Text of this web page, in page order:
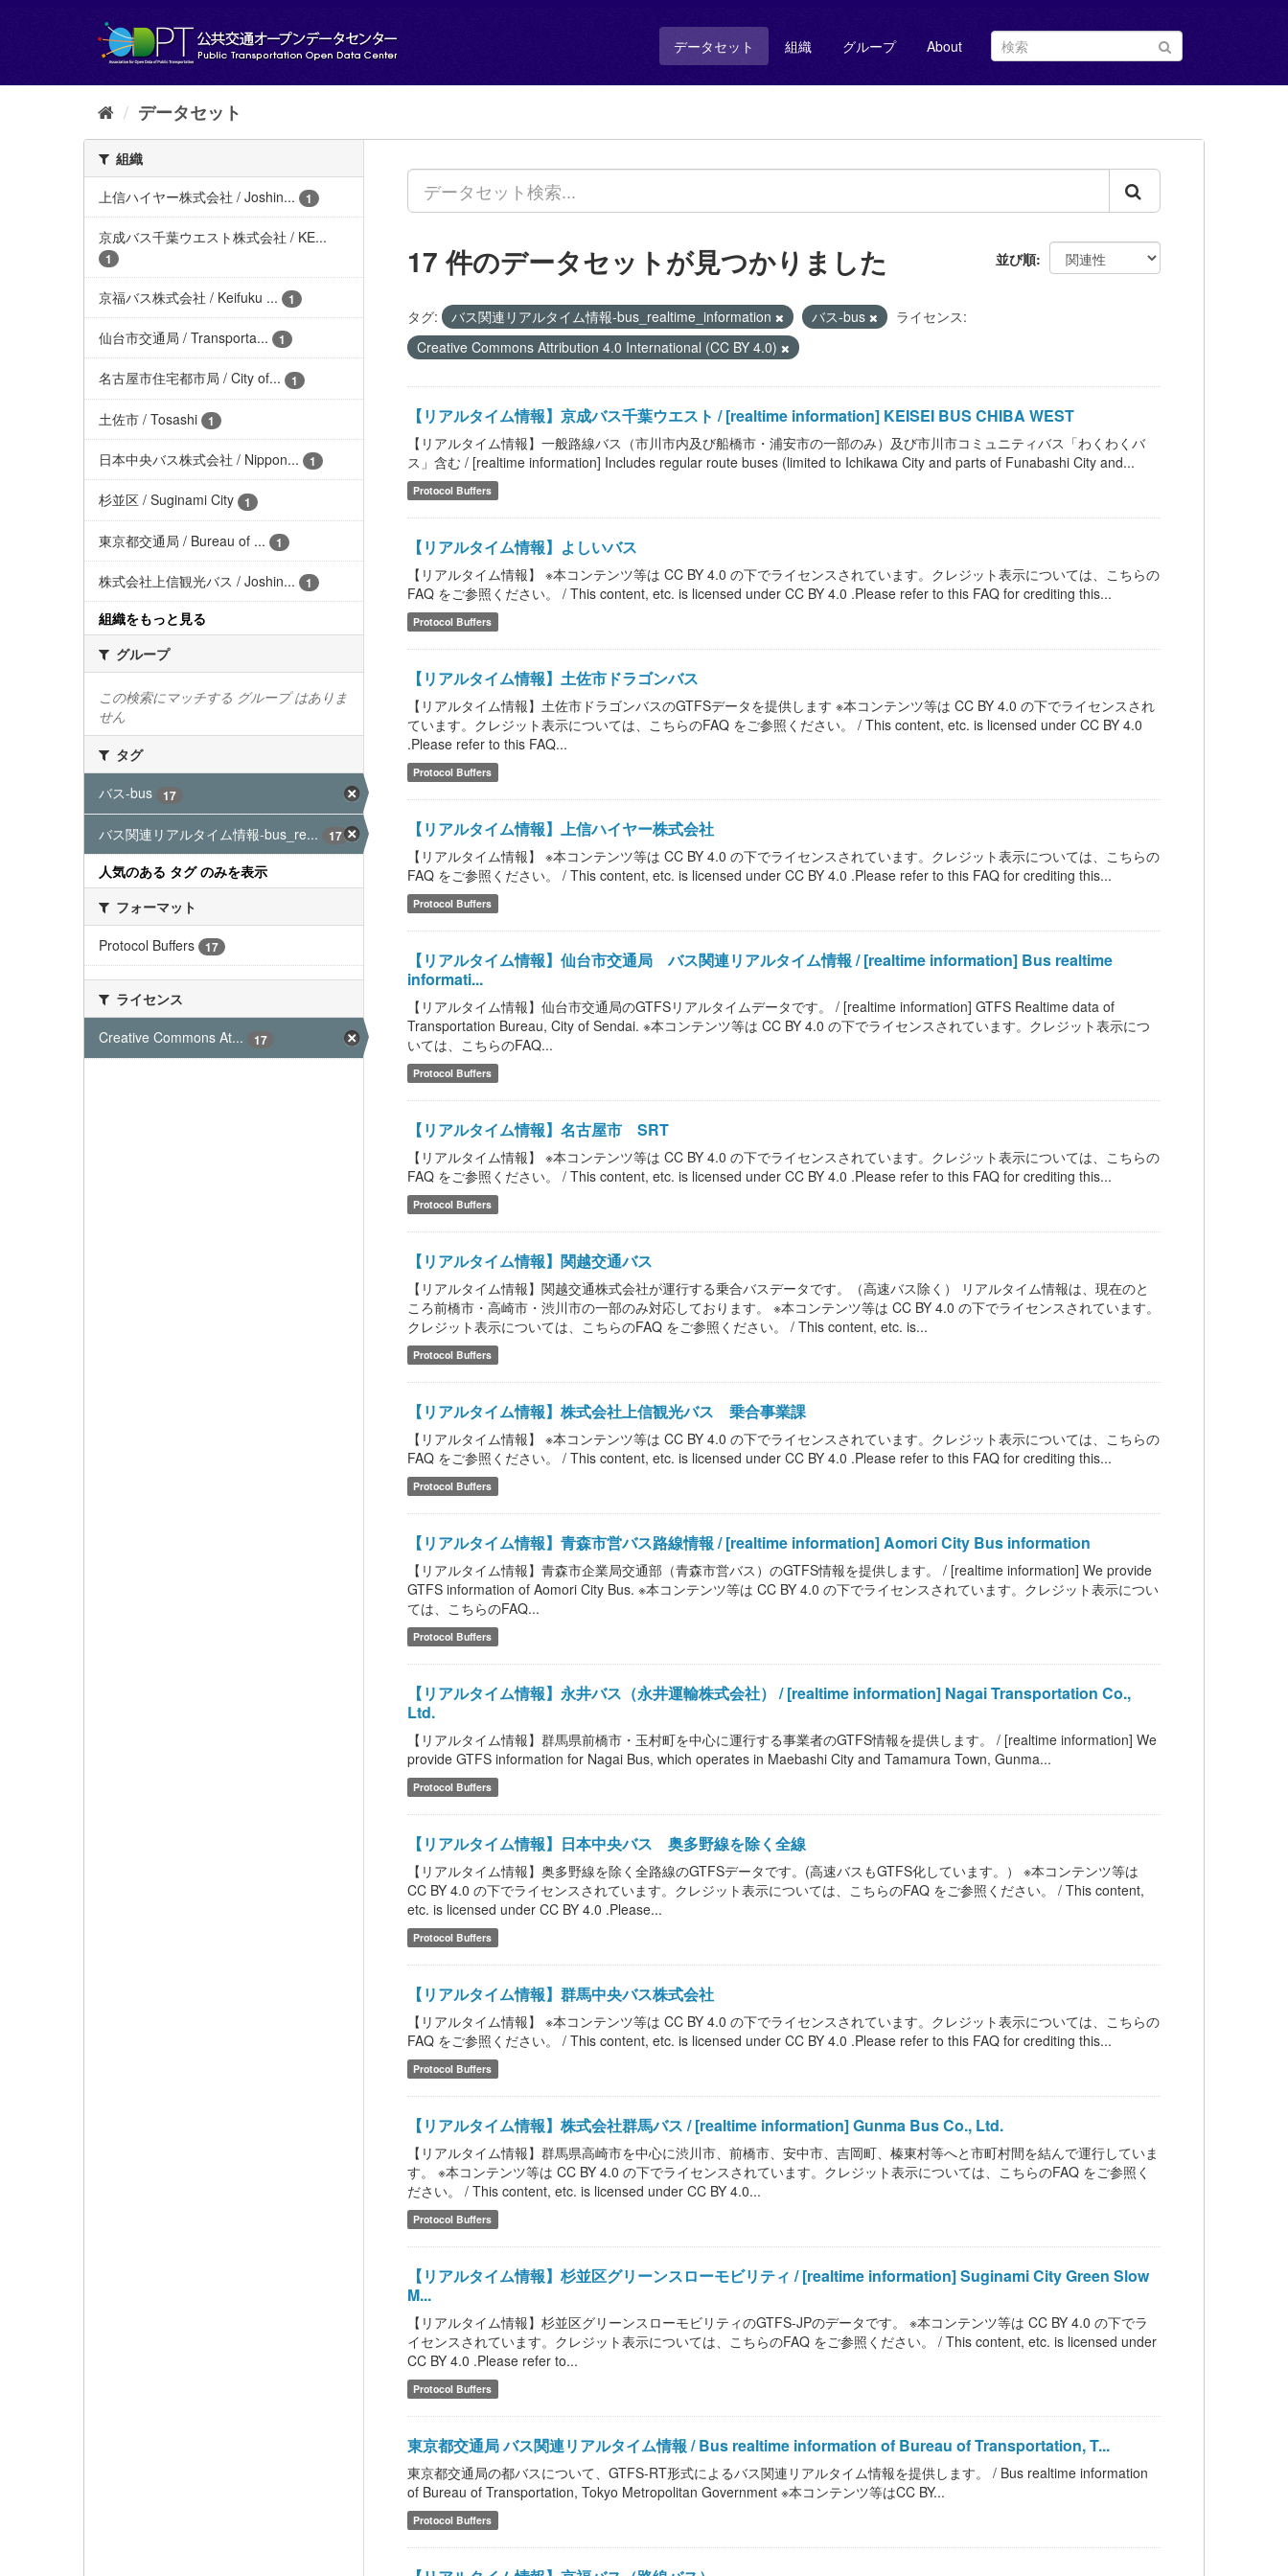
し
データセット 組織 グループ About
データセット
組織
上信ハイヤー株式会社 / Joshin...
1
京成バス千葉ウエスト株式会社 / KE...
1
京福バス株式会社 / Keifuku ... 1
仙台市交通局 / Transporta... 1
名古屋市住宅都市局 / City of... 1
土佐市 / Tosashi 1
日本中央バス株式会社 / Nippon... 1
杉並区 / Suginami City 1
東京都交通局 / Bureau of ... 1
株式会社上信観光バス / Joshin... 1
組織をもっと見る
グループ
この検索にマッチする グループ はありま
せん
タグ
バス-bus
17
バス関連リアルタイム情報-bus_re... 17
人気のある タグ のみを表示
フォーマット
Protocol Buffers
17
ライセンス
Creative Commons At...
17
並び順
17 件のデータセットが見つかりました
タグ: バス関連リアルタイム情報-bus_realtime_information バス-bus
ライセンス:
Creative Commons Attribution 4.0 International (CC BY 4.0)
【リアルタイム情報】京成バス千葉ウエスト / [realtime information] KEISEI BUS CHIBA WEST
【リアルタイム情報】一般路線バス（市川市内及び船橋市・浦安市の一部のみ）及び市川市コミュニティバス「わくわくバ
ス」含む / [realtime information] Includes regular route buses (limited to Ichikawa City and parts of Funabashi City and...
Protocol Buffers
【リアルタイム情報】よしいバス
【リアルタイム情報】 ※本コンテンツ等は CC BY 4.0 の下でライセンスされています。クレジット表示については、こちらの
FAQ をご参照ください。 / This content, etc. is licensed under CC BY 4.0 .Please refer to this FAQ for crediting this...
Protocol Buffers
【リアルタイム情報】土佐市ドラゴンバス
【リアルタイム情報】土佐市ドラゴンバスのGTFSデータを提供します ※本コンテンツ等は CC BY 4.0 の下でライセンスされ
ています。クレジット表示については、こちらのFAQ をご参照ください。 / This content, etc. is licensed under CC BY 4.0
.Please refer to this FAQ...
Protocol Buffers
【リアルタイム情報】上信ハイヤー株式会社
【リアルタイム情報】 ※本コンテンツ等は CC BY 4.0 の下でライセンスされています。クレジット表示については、こちらの
FAQ をご参照ください。 / This content, etc. is licensed under CC BY 4.0 .Please refer to this FAQ for crediting this...
Protocol Buffers
【リアルタイム情報】仙台市交通局 バス関連リアルタイム情報 / [realtime information] Bus realtime
informati...
【リアルタイム情報】仙台市交通局のGTFSリアルタイムデータです。 / [realtime information] GTFS Realtime data of
Transportation Bureau, City of Sendai. ※本コンテンツ等は CC BY 4.0 の下でライセンスされています。クレジット表示につ
いては、こちらのFAQ...
Protocol Buffers
【リアルタイム情報】名古屋市 SRT
【リアルタイム情報】 ※本コンテンツ等は CC BY 4.0 の下でライセンスされています。クレジット表示については、こちらの
FAQ をご参照ください。 / This content, etc. is licensed under CC BY 4.0 .Please refer to this FAQ for crediting this...
Protocol Buffers
【リアルタイム情報】関越交通バス
【リアルタイム情報】関越交通株式会社が運行する乗合バスデータです。（高速バス除く） リアルタイム情報は、現在のと
ころ前橋市・高崎市・渋川市の一部のみ対応しております。 ※本コンテンツ等は CC BY 4.0 の下でライセンスされています。
クレジット表示については、こちらのFAQ をご参照ください。 / This content, etc. is...
Protocol Buffers
【リアルタイム情報】株式会社上信観光バス 乗合事業課
【リアルタイム情報】 ※本コンテンツ等は CC BY 4.0 の下でライセンスされています。クレジット表示については、こちらの
FAQ をご参照ください。 / This content, etc. is licensed under CC BY 4.0 .Please refer to this FAQ for crediting this...
Protocol Buffers
【リアルタイム情報】青森市営バス路線情報 / [realtime information] Aomori City Bus information
【リアルタイム情報】青森市企業局交通部（青森市営バス）のGTFS情報を提供します。 / [realtime information] We provide
GTFS information of Aomori City Bus. ※本コンテンツ等は CC BY 4.0 の下でライセンスされています。クレジット表示につい
ては、こちらのFAQ...
Protocol Buffers
【リアルタイム情報】永井バス（永井運輸株式会社） / [realtime information] Nagai Transportation Co.,
Ltd.
【リアルタイム情報】群馬県前橋市・玉村町を中心に運行する事業者のGTFS情報を提供します。 / [realtime information] We
provide GTFS information for Nagai Bus, which operates in Maebashi City and Tamamura Town, Gunma...
Protocol Buffers
【リアルタイム情報】日本中央バス 奥多野線を除く全線
【リアルタイム情報】奥多野線を除く全路線のGTFSデータです。(高速バスもGTFS化しています。） ※本コンテンツ等は
CC BY 4.0 の下でライセンスされています。クレジット表示については、こちらのFAQ をご参照ください。 / This content,
etc. is licensed under CC BY 4.0 .Please...
Protocol Buffers
【リアルタイム情報】群馬中央バス株式会社
【リアルタイム情報】 ※本コンテンツ等は CC BY 4.0 の下でライセンスされています。クレジット表示については、こちらの
FAQ をご参照ください。 / This content, etc. is licensed under CC BY 4.0 .Please refer to this FAQ for crediting this...
Protocol Buffers
【リアルタイム情報】株式会社群馬バス / [realtime information] Gunma Bus Co., Ltd.
【リアルタイム情報】群馬県高崎市を中心に渋川市、前橋市、安中市、吉岡町、榛東村等へと市町村間を結んで運行していま
す。 ※本コンテンツ等は CC BY 4.0 の下でライセンスされています。クレジット表示については、こちらのFAQ をご参照く
ださい。 / This content, etc. is licensed under CC BY 4.0...
Protocol Buffers
【リアルタイム情報】杉並区グリーンスローモビリティ / [realtime information] Suginami City Green Slow
M...
【リアルタイム情報】杉並区グリーンスローモビリティのGTFS-JPのデータです。 ※本コンテンツ等は CC BY 4.0 の下でラ
イセンスされています。クレジット表示については、こちらのFAQ をご参照ください。 / This content, etc. is licensed under
CC BY 4.0 .Please refer to...
Protocol Buffers
東京都交通局 バス関連リアルタイム情報 / Bus realtime information of Bureau of Transportation, T...
東京都交通局の都バスについて、GTFS-RT形式によるバス関連リアルタイム情報を提供します。 / Bus realtime information
of Bureau of Transportation, Tokyo Metropolitan Government ※本コンテンツ等はCC BY...
Protocol Buffers